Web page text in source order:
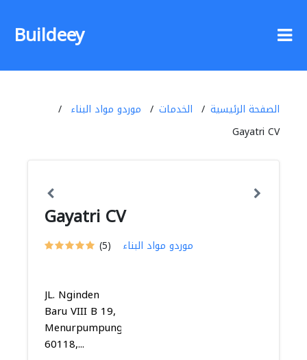
Buildeey
الصفحة الرئيسية الخدمات
موردو مواد البناء
Gayatri CV
Gayatri CV
(5) موردو مواد البناء
JL. Nginden
Baru VIII B 19,
Menurpumpungan,
60118,...